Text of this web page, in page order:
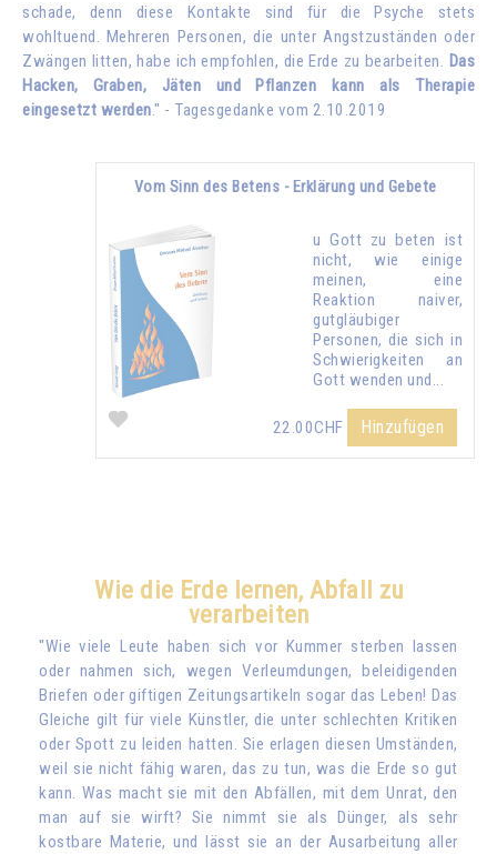
schade, denn diese Kontakte sind für die Psyche stets
wohltuend. Mehreren Personen, die unter Angstzuständen oder
Zwängen litten, habe ich empfohlen, die Erde zu bearbeiten. Das
Hacken, Graben, Jäten und Pflanzen kann als Therapie
eingesetzt werden." - Tagesgedanke vom 2.10.2019
Vom Sinn des Betens - Erklärung und Gebete
u Gott zu beten ist
nicht, wie einige
meinen, eine
Reaktion naiver,
gutgläubiger
Personen, die sich in
Schwierigkeiten an
Gott wenden und...
22.00CHF Hinzufügen
Wie die Erde lernen, Abfall zu
verarbeiten
"Wie viele Leute haben sich vor Kummer sterben lassen
oder nahmen sich, wegen Verleumdungen, beleidigenden
Briefen oder giftigen Zeitungsartikeln sogar das Leben! Das
Gleiche gilt für viele Künstler, die unter schlechten Kritiken
oder Spott zu leiden hatten. Sie erlagen diesen Umständen,
weil sie nicht fähig waren, das zu tun, was die Erde so gut
kann. Was macht sie mit den Abfällen, mit dem Unrat, den
man auf sie wirft? Sie nimmt sie als Dünger, als sehr
kostbare Materie, und lässt sie an der Ausarbeitung aller